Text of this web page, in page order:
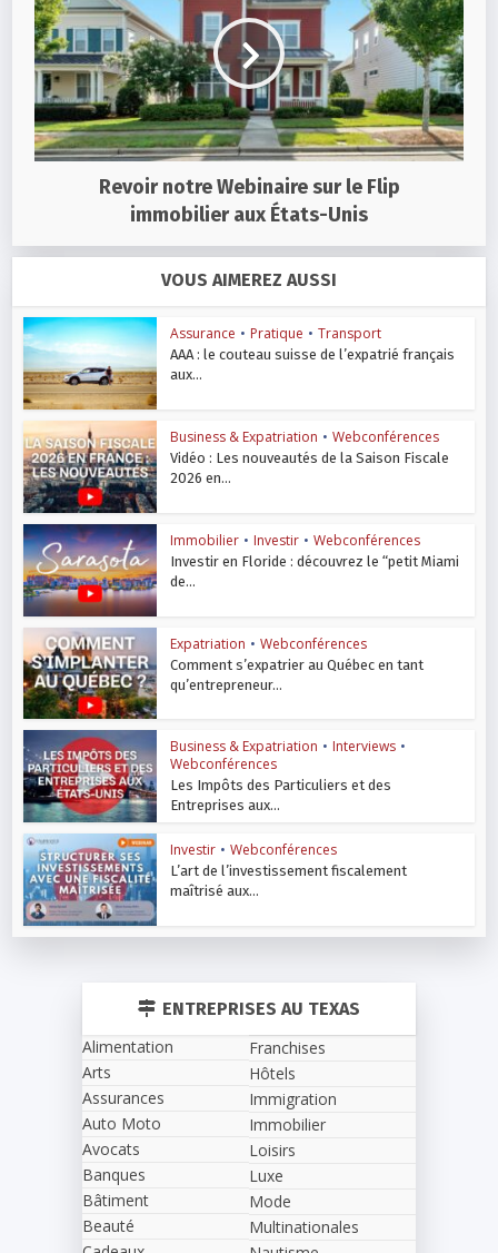
Revoir notre Webinaire sur le Flip
immobilier aux États-Unis
VOUS AIMEREZ AUSSI
Assurance • Pratique • Transport
AAA : le couteau suisse de l’expatrié français
aux...
Business & Expatriation • Webconférences
Vidéo : Les nouveautés de la Saison Fiscale
2026 en...
Immobilier • Investir • Webconférences
Investir en Floride : découvrez le “petit Miami
de...
Expatriation • Webconférences
Comment s’expatrier au Québec en tant
qu’entrepreneur...
Business & Expatriation • Interviews •
Webconférences
Les Impôts des Particuliers et des
Entreprises aux...
Investir • Webconférences
L’art de l’investissement fiscalement
maîtrisé aux...
ENTREPRISES AU TEXAS
Alimentation
Arts
Assurances
Auto Moto
Avocats
Banques
Bâtiment
Beauté
Franchises
Hôtels
Immigration
Immobilier
Loisirs
Luxe
Mode
Multinationales